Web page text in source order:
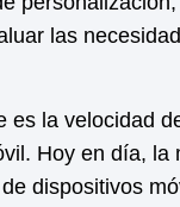
las
es la velocidad
Hoy en día, la
dispositivos